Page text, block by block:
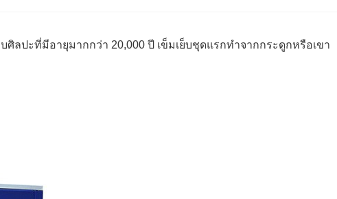
ศิลปะที่มีอายุมากกว่า 20,000 ปี เข็มเย็บชุดแรกทำจากกระดูกหรือเขา